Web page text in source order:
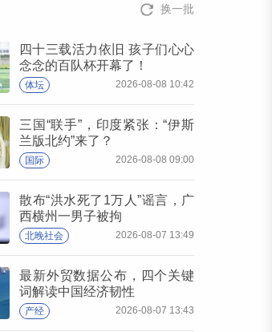
换一批
四十三载活力依旧 孩子们心心
念念的百队杯开幕了！
体坛 2026-08-08 10:42
三国“联手”，印度紧张：“伊斯
兰版北约”来了？
国际 2026-08-08 09:00
散布“洪水死了1万人”谣言，广
西横州一男子被拘
北晚社会 2026-08-07 13:49
最新外贸数据公布，四个关键
词解读中国经济韧性
产经 2026-08-07 13:43